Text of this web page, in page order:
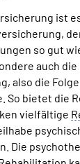
ist
so gut
auch
also die
So bietet die
vielfältige
Die